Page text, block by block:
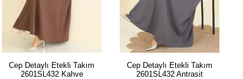
Cep Detaylı Etekli Takım
2601SL432 Kahve
Cep Detaylı Etekli Takım
2601SL432 Antrasit